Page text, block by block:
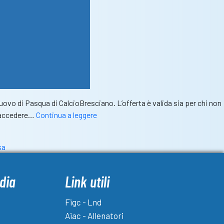
di Pasqua di CalcioBresciano. L’offerta è valida sia per chi non
Continua a leggereSorpresa!
e
abbonamento
premium
annuale
Link utili
Figc - Lnd
Aiac - Allenatori